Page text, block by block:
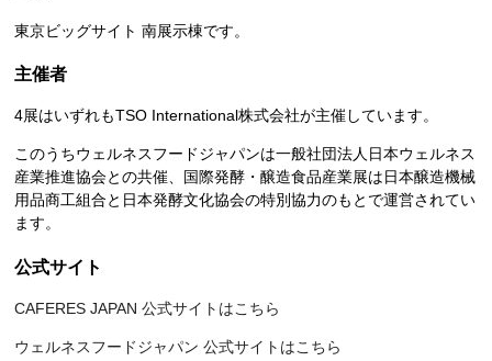
東京ビッグサイト 南展示棟です。
主催者
4展はいずれもTSO International株式会社が主催しています。
このうちウェルネスフードジャパンは一般社団法人日本ウェルネス
産業推進協会との共催、国際発酵・醸造食品産業展は日本醸造機械
用品商工組合と日本発酵文化協会の特別協力のもとで運営されてい
ます。
公式サイト
CAFERES JAPAN 公式サイトはこちら
ウェルネスフードジャパン 公式サイトはこちら